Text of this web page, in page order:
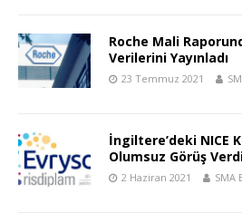
Roche Mali
Verilerini Yayınladı
23 Temmuz 2021
İngiltere’deki NICE
Olumsuz Görüş
2 Haziran 2021 SMA